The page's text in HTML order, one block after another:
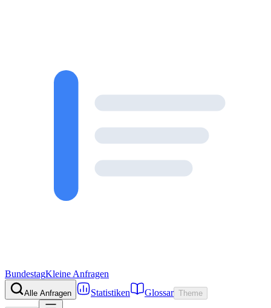
BundestagKleine Anfragen
Alle Anfragen Statistiken Glossar Theme